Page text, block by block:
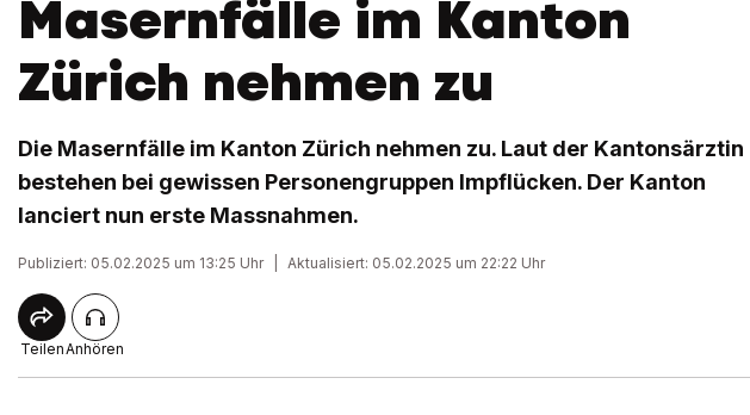
Masernfälle im Kanton
Zürich nehmen zu
Die Masernfälle im Kanton Zürich nehmen zu. Laut der Kantonsärztin
bestehen bei gewissen Personengruppen Impflücken. Der Kanton
lanciert nun erste Massnahmen.
Publiziert: 05.02.2025 um 13:25 Uhr Aktualisiert: 05.02.2025 um 22:22 Uhr
TeilenAnhören